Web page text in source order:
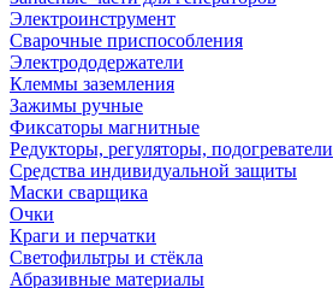
Электроинструмент
Сварочные приспособления
Электрододержатели
Клеммы заземления
Зажимы ручные
Фиксаторы магнитные
Редукторы, регуляторы, подогреватели
Средства индивидуальной защиты
Маски сварщика
Очки
Краги и перчатки
Светофильтры и стёкла
Абразивные материалы